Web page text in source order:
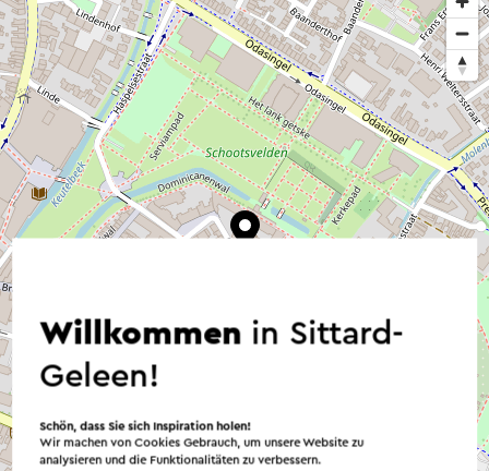
Öffentlichkeit zugänglich sind. Sind Sie neugierig
auf die Geschichten oder möchten Sie einen Blick
hineinwerfen? Sehen Sie sich die360-Grad-Tour
an oder hören Sie sich dieAudiotouran.
Dieser Text wurde mit Hilfe eines Online-
Übersetzungsdienstes automatisch übersetzt.
Willkommen in Sittard-
Geleen!
Schön, dass Sie sich Inspiration holen!
Wir machen von Cookies Gebrauch, um unsere Website zu
analysieren und die Funktionalitäten zu verbessern.